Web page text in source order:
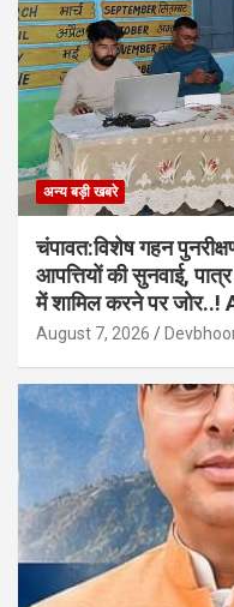
अन्य बड़ी खबरे
चंपावत:विशेष गहन
आपत्तियों की सुनवाई,
में शामिल करने पर
August 7, 2026